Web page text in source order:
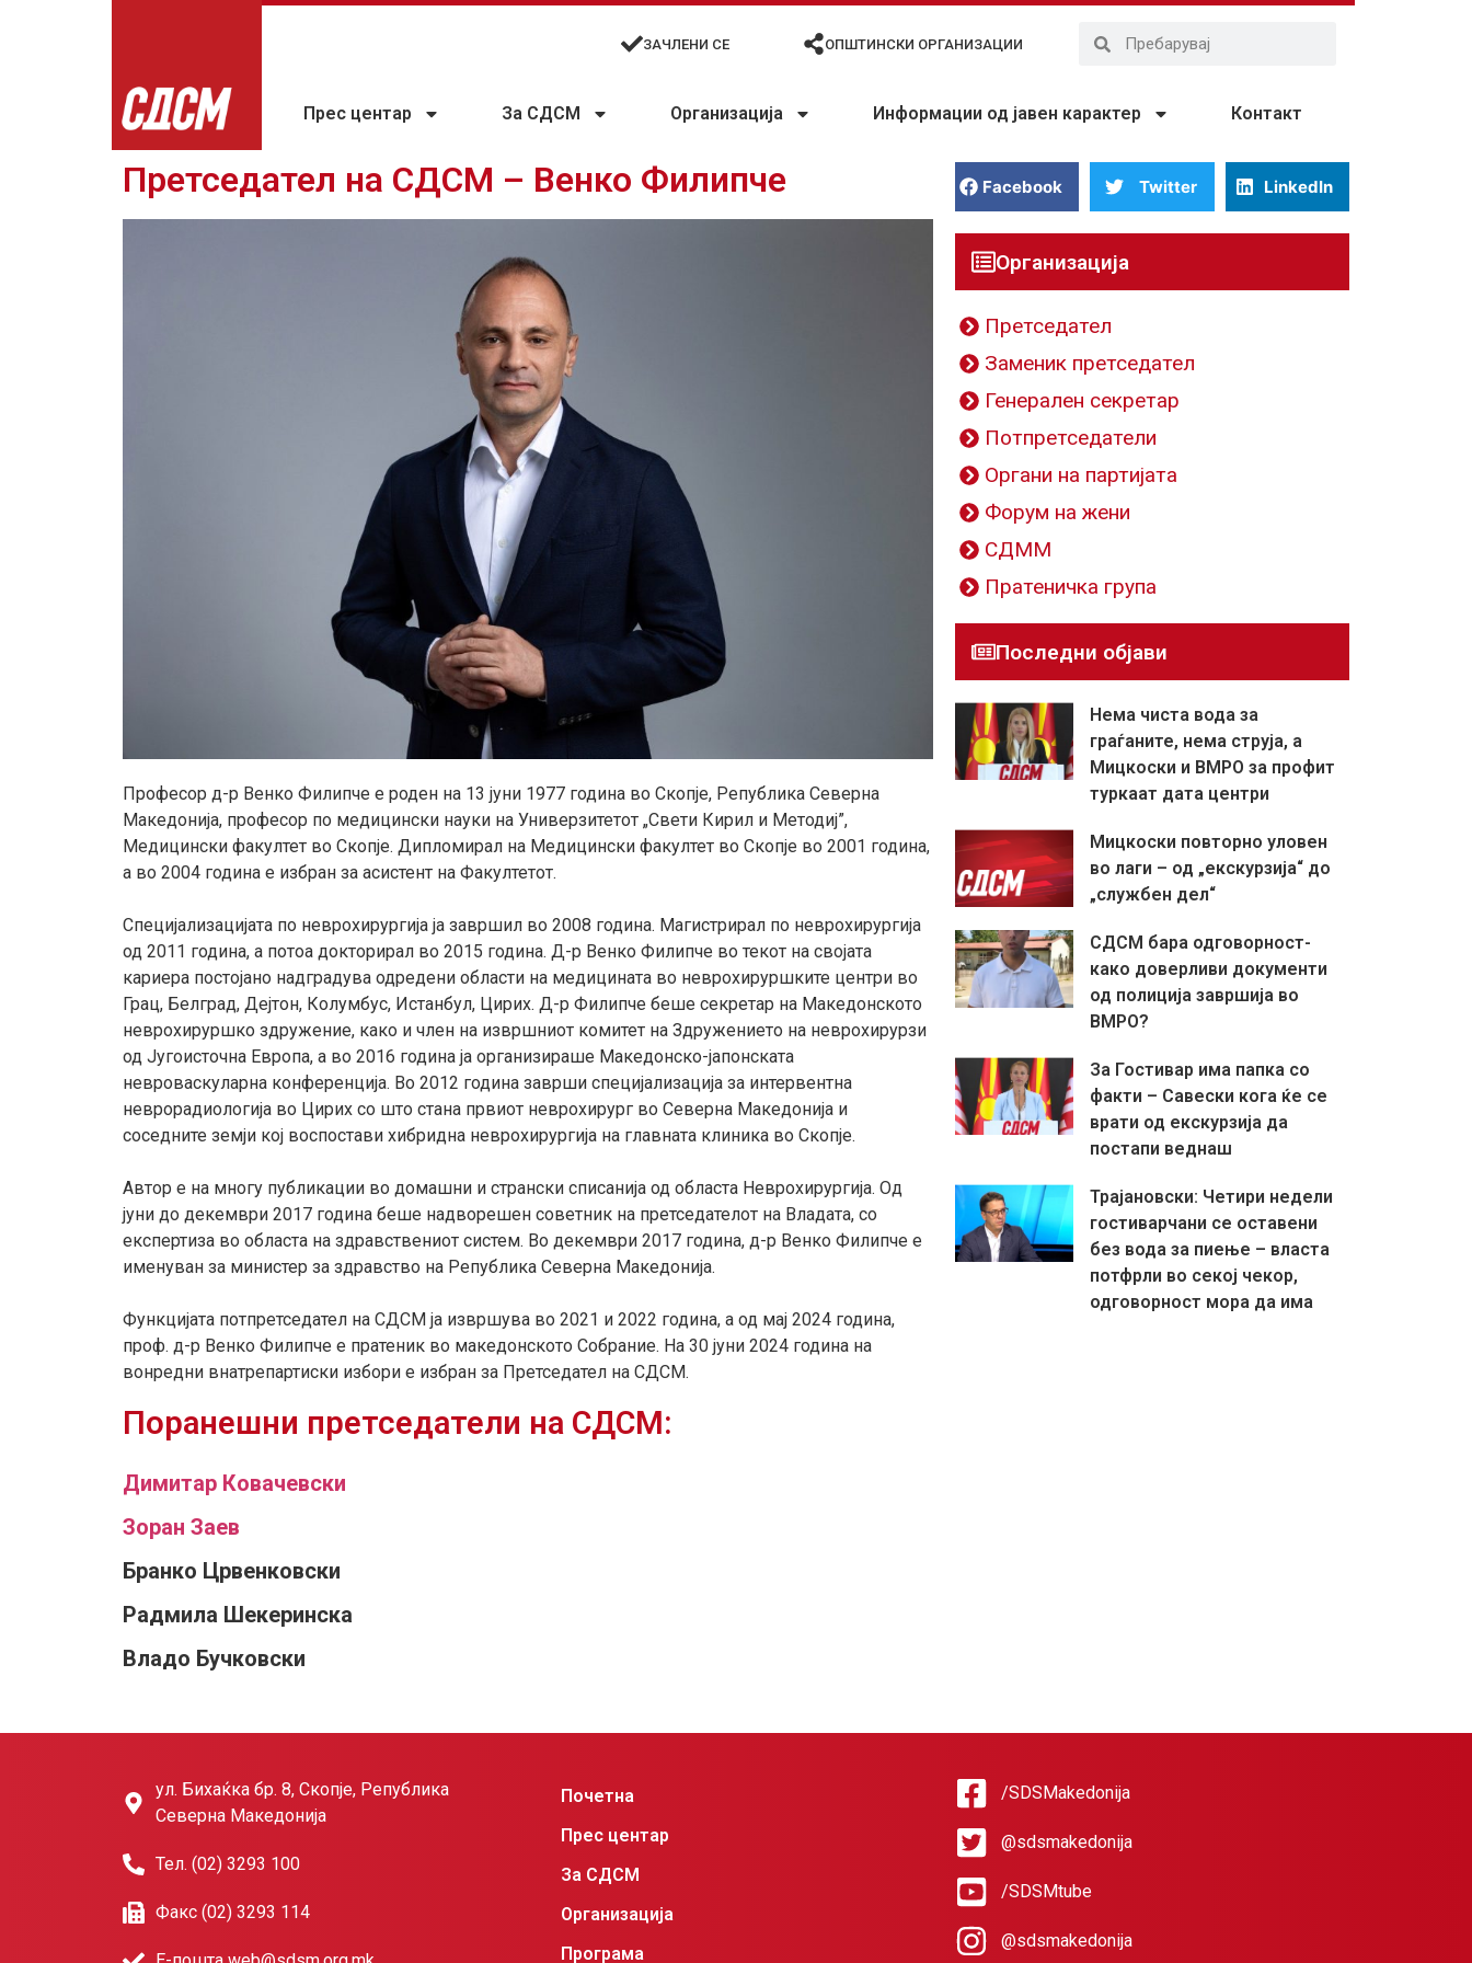
ЗАЧЛЕНИ СЕ ОПШТИНСКИ ОРГАНИЗАЦИИ
Прес центар За СДСМ Организација Информации од јавен карактер Контакт
Претседател на СДСМ – Венко Филипче
Професор д-р Венко Филипче е роден на 13 јуни 1977 година во Скопје, Република Северна
Македонија, професор по медицински науки на Универзитетот „Свети Кирил и Методиј”,
Медицински факултет во Скопје. Дипломирал на Медицински факултет во Скопје во 2001 година,
а во 2004 година е избран за асистент на Факултетот.
Специјализацијата по неврохирургија ја завршил во 2008 година. Магистрирал по неврохирургија
од 2011 година, а потоа докторирал во 2015 година. Д-р Венко Филипче во текот на својата
кариера постојано надградува одредени области на медицината во неврохируршките центри во
Грац, Белград, Дејтон, Колумбус, Истанбул, Цирих. Д-р Филипче беше секретар на Македонското
неврохируршко здружение, како и член на извршниот комитет на Здружението на неврохирурзи
од Југоисточна Европа, а во 2016 година ја организираше Македонско-јапонската
невроваскуларна конференција. Во 2012 година заврши специјализација за интервентна
неврорадиологија во Цирих со што стана првиот неврохирург во Северна Македонија и
соседните земји кој воспостави хибридна неврохирургија на главната клиника во Скопје.
Автор е на многу публикации во домашни и странски списанија од областа Неврохирургија. Од
јуни до декември 2017 година беше надворешен советник на претседателот на Владата, со
експертиза во областа на здравствениот систем. Во декември 2017 година, д-р Венко Филипче е
именуван за министер за здравство на Република Северна Македонија.
Функцијата потпретседател на СДСМ ја извршува во 2021 и 2022 година, а од мај 2024 година,
проф. д-р Венко Филипче е пратеник во македонското Собрание. На 30 jуни 2024 година на
вонредни внатрепартиски избори е избран за Претседател на СДСМ.
Поранешни претседатели на СДСМ:
Димитар Ковачевски
Зоран Заев
Бранко Црвенковски
Радмила Шекеринска
Владо Бучковски
Facebook Twitter LinkedIn
Организација
Претседател
Заменик претседател
Генерален секретар
Потпретседатели
Органи на партијата
Форум на жени
СДММ
Пратеничка група
Последни објави
Нема чиста вода за
граѓаните, нема струја, а
Мицкоски и ВМРО за профит
туркаат дата центри
Мицкоски повторно уловен
во лаги – од „екскурзија“ до
„службен дел“
СДСМ бара одговорност-
како доверливи документи
од полиција завршија во
ВМРО?
За Гостивар има папка со
факти – Савески кога ќе се
врати од екскурзија да
постапи веднаш
Трајановски: Четири недели
гостиварчани се оставени
без вода за пиење – власта
потфрли во секој чекор,
одговорност мора да има
ул. Бихаќка бр. 8, Скопје, Република
Северна Македонија
Тел. (02) 3293 100
Факс (02) 3293 114
Почетна
Прес центар
За СДСМ
Организација
Програма
/SDSMakedonija
@sdsmakedonija
/SDSMtube
@sdsmakedonija